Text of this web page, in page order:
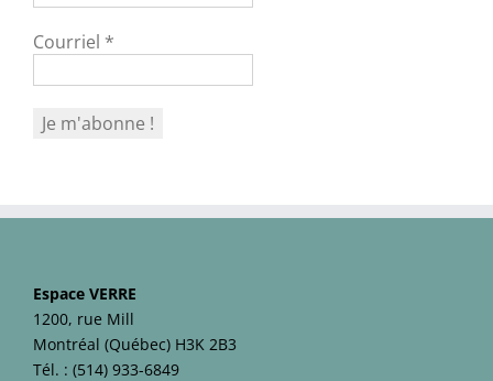
Courriel *
Espace VERRE
1200, rue Mill
Montréal (Québec) H3K 2B3
Tél. : (514) 933-6849